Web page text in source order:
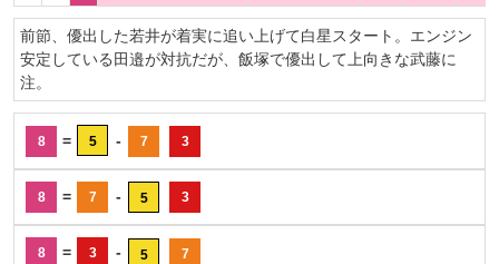
前節、優出した若井が着実に追い上げて白星スタート。エンジン
安定している田邉が対抗だが、飯塚で優出して上向きな武藤に
注。
8 = 5 - 7 3
8 = 7 - 5 3
8 = 3 - 5 7